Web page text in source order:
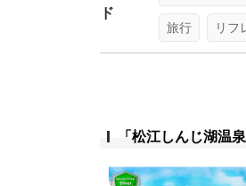
ド
旅行 リフ
「松江しんじ湖温